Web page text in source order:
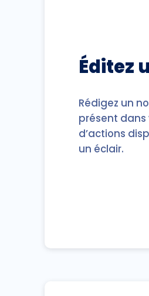
Éditez
Rédigez un
présent
d’actions
un éclair.